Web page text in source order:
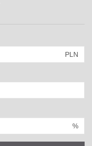
PLN
%